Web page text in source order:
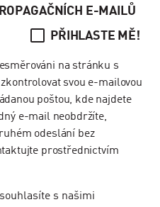
E-MAILŮ
PŘIHLASTE MĚ!
na stránku s
svou e-mailovou
poštou, kde najdete
e-mail neobdržíte,
odeslání bez
prostřednictvím
s našimi